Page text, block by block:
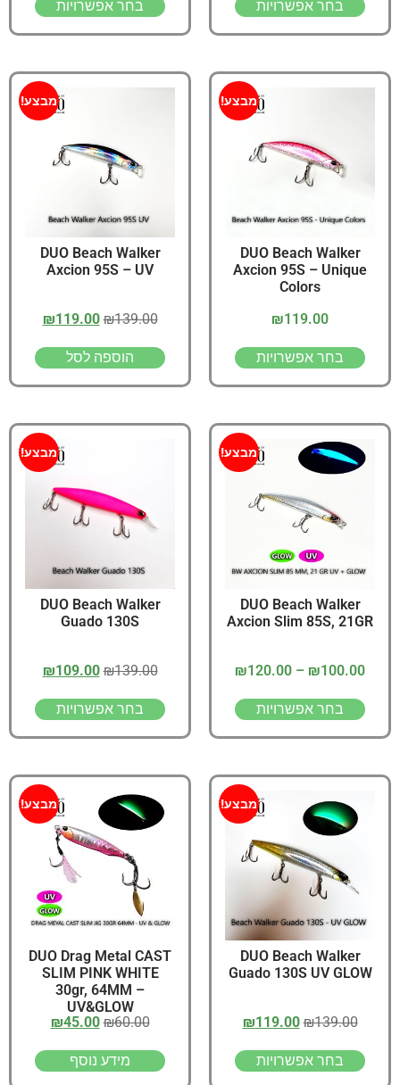
בחר אפשרויות בחר אפשרויות
מבצע!
DUO Beach Walker
Axcion 95S – Unique
Colors
₪119.00
בחר אפשרויות
מבצע!
DUO Beach Walker
Axcion 95S – UV
₪139.00
₪119.00
הוספה לסל
מבצע!
DUO Beach Walker
Axcion Slim 85S, 21GR
₪100.00
–
₪120.00
בחר אפשרויות
מבצע!
DUO Beach Walker
Guado 130S
₪139.00
₪109.00
בחר אפשרויות
מבצע!
DUO Beach Walker
Guado 130S UV GLOW
₪139.00
₪119.00
בחר אפשרויות
מבצע!
DUO Drag Metal CAST
SLIM PINK WHITE
30gr, 64MM –
UV&GLOW
₪60.00
₪45.00
מידע נוסף